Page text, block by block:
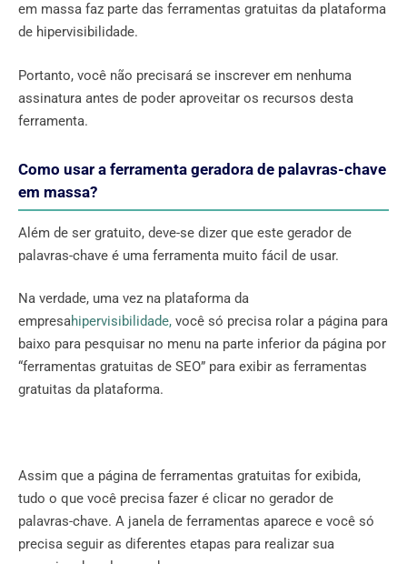
em massa faz parte das ferramentas gratuitas da plataforma
de hipervisibilidade.
Portanto, você não precisará se inscrever em nenhuma
assinatura antes de poder aproveitar os recursos desta
ferramenta.
Como usar a ferramenta geradora de palavras-chave
em massa?
Além de ser gratuito, deve-se dizer que este gerador de
palavras-chave é uma ferramenta muito fácil de usar.
Na verdade, uma vez na plataforma da
empresahipervisibilidade, você só precisa rolar a página para
baixo para pesquisar no menu na parte inferior da página por
“ferramentas gratuitas de SEO” para exibir as ferramentas
gratuitas da plataforma.
Assim que a página de ferramentas gratuitas for exibida,
tudo o que você precisa fazer é clicar no gerador de
palavras-chave. A janela de ferramentas aparece e você só
precisa seguir as diferentes etapas para realizar sua